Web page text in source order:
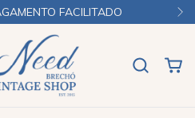
FACILITADO